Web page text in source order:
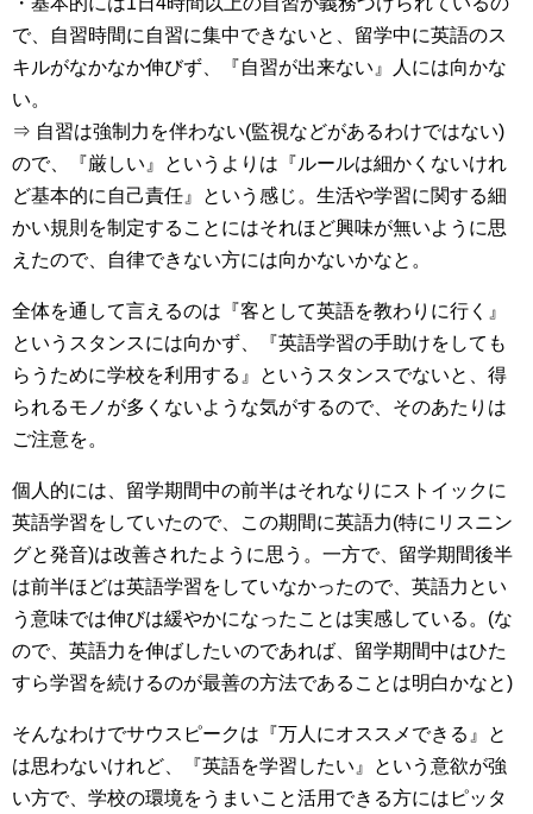
で、自習時間に自習に集中できないと、留学中に英語のス
キルがなかなか伸びず、『自習が出来ない』人には向かな
い。
⇒ 自習は強制力を伴わない(監視などがあるわけではない)
ので、『厳しい』というよりは『ルールは細かくないけれ
ど基本的に自己責任』という感じ。生活や学習に関する細
かい規則を制定することにはそれほど興味が無いように思
えたので、自律できない方には向かないかなと。
全体を通して言えるのは『客として英語を教わりに行く』
というスタンスには向かず、『英語学習の手助けをしても
らうために学校を利用する』というスタンスでないと、得
られるモノが多くないような気がするので、そのあたりは
ご注意を。
個人的には、留学期間中の前半はそれなりにストイックに
英語学習をしていたので、この期間に英語力(特にリスニン
グと発音)は改善されたように思う。一方で、留学期間後半
は前半ほどは英語学習をしていなかったので、英語力とい
う意味では伸びは緩やかになったことは実感している。(な
ので、英語力を伸ばしたいのであれば、留学期間中はひた
すら学習を続けるのが最善の方法であることは明白かなと)
そんなわけでサウスピークは『万人にオススメできる』と
は思わないけれど、『英語を学習したい』という意欲が強
い方で、学校の環境をうまいこと活用できる方にはピッタ